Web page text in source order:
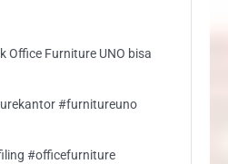
Office Furniture UNO bisa
#furnitureuno
#officefurniture